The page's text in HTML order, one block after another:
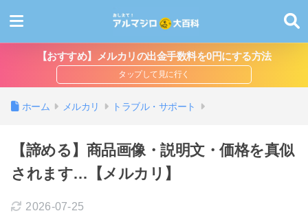
【おすすめ】メルカリの出金手数料を0円にする方法
ホーム メルカリ トラブル・サポート
【諦める】商品画像・説明文・価格を真似
されます…【メルカリ】
2026-07-25